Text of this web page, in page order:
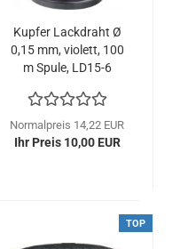
Kupfer Lackdraht Ø
0,15 mm, violett, 100
m Spule, LD15-6
Normalpreis 14,22 EUR
Ihr Preis 10,00 EUR
TOP